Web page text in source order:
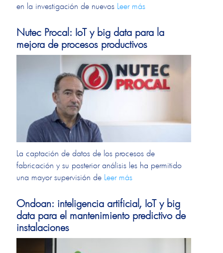
en la investigación de nuevos Leer más
Nutec Procal: IoT y big data para la
mejora de procesos productivos
La captación de datos de los procesos de
fabricación y su posterior análisis les ha permitido
una mayor supervisión de Leer más
Ondoan: inteligencia artificial, IoT y big
data para el mantenimiento predictivo de
instalaciones